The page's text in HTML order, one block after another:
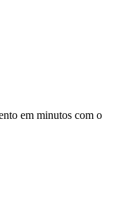
em minutos com o